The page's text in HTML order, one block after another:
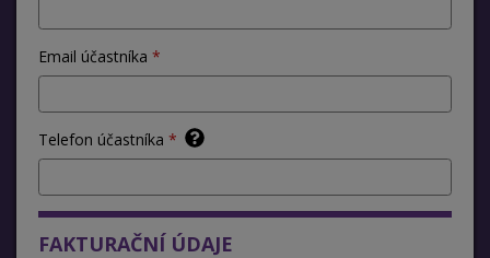
Email účastníka
Telefon účastníka
FAKTURAČNÍ ÚDAJE